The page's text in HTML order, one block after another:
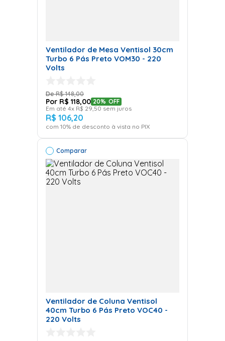
Ventilador de Mesa Ventisol 30cm
Turbo 6 Pás Preto VOM30 - 220
Volts
R$ 148,00
R$ 118,00 20% OFF
Em até 4x R$ 29,50 sem juros
R$ 106,20
com 10% de desconto à vista no PIX
Comparar
Ventilador de Coluna Ventisol
40cm Turbo 6 Pás Preto VOC40 -
220 Volts